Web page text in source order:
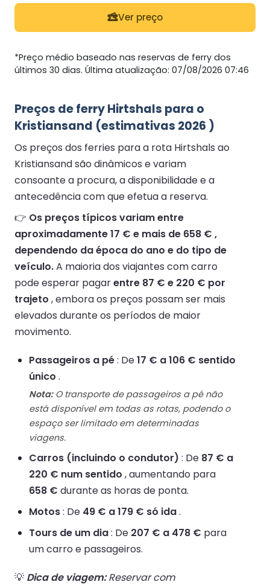
Ver preço
*Preço médio baseado nas reservas de ferry dos
últimos 30 dias. Última atualização: 07/08/2026 07:46
Preços de ferry Hirtshals para o
Kristiansand (estimativas 2026 )
Os preços dos ferries para a rota Hirtshals ao
Kristiansand são dinâmicos e variam
consoante a procura, a disponibilidade e a
antecedência com que efetua a reserva.
👉 Os preços típicos variam entre
aproximadamente 17 € e mais de 658 € ,
dependendo da época do ano e do tipo de
veículo.A maioria dos viajantes com carro
pode esperar pagarentre 87 € e 220 € por
trajeto , embora os preços possam ser mais
elevados durante os períodos de maior
movimento.
Passageiros a pé: De17 € a 106 € sentido
único .
Nota:O transporte de passageiros a pé não
está disponível em todas as rotas, podendo o
espaço ser limitado em determinadas
viagens.
Carros (incluindo o condutor) : De 87 € a
220 € num sentido , aumentando para
658 € durante as horas de ponta.
Motos: De 49 € a 179 € só ida.
Tours de um dia: De 207 € a 478 € para
um carro e passageiros.
💡 Dica de viagem:Reservar com